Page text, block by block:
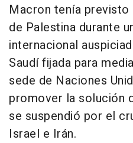
Macron tenía
de Palestina durante
internacional
Saudí fijada para
sede de Naciones
promover la solución
se suspendió por el
Israel e Irán.